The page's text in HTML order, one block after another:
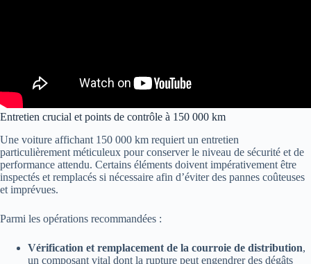
Entretien crucial et points de contrôle à 150 000 km
Une voiture affichant 150 000 km requiert un entretien
particulièrement méticuleux pour conserver le niveau de sécurité et de
performance attendu. Certains éléments doivent impérativement être
inspectés et remplacés si nécessaire afin d’éviter des pannes coûteuses
et imprévues.
Parmi les opérations recommandées :
Vérification et remplacement de la courroie de distribution,
un composant vital dont la rupture peut engendrer des dégâts